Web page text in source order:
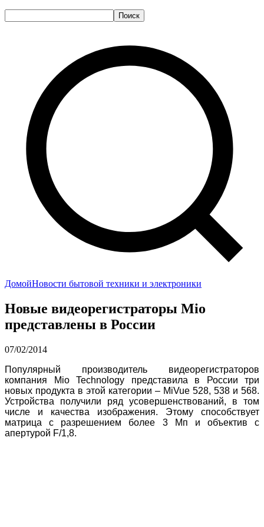
Поиск
ДомойНовости бытовой техники и электроники
Новые видеорегистраторы Mio
представлены в России
07/02/2014
Популярный производитель видеорегистраторов
компания Mio Technology представила в России три
новых продукта в этой категории – MiVue 528, 538 и 568.
Устройства получили ряд усовершенствований, в том
числе и качества изображения. Этому способствует
матрица с разрешением более 3 Мп и объектив с
апертурой F/1,8.